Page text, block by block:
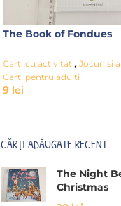
The Book of Fondues
Carti cu activitati, Jocuri si
Carti pentru adulti
9 lei
CĂRȚI ADĂUGATE RECENT
The Night
Christmas